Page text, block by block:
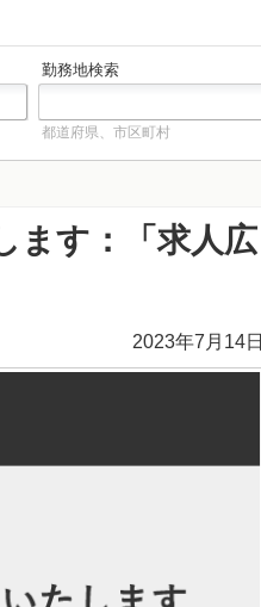
勤務地検索
都道府県、市区町村
ます：「求人広
2023年7月14日